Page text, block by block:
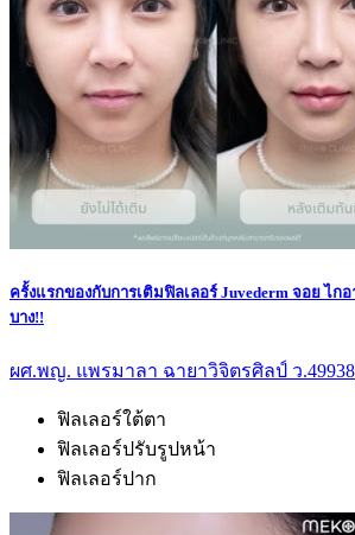
ครั้งแรกของกับการเติมฟิลเลอร์ Juvederm จอย ไก
บาง!!
ผศ.พญ. แพรมาลา ฉายาวิจิตรศิลป์ ว.49938
ฟิลเลอร์ใต้ตา
ฟิลเลอร์ปรับรูปหน้า
ฟิลเลอร์ปาก